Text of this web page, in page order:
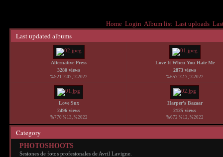
Home Login Album list Last uploads
Last updated albums
Alternative Press
3280 views
%921 %07, %2022
Love It When You Hate Me
2873 views
%657 %17, %2022
Love Sux
2496 views
%770 %13, %2022
Harper's Bazaar
2125 views
%672 %12, %2022
Category
PHOTOSHOOTS
Sesiones de fotos profesionales de Avril Lavigne.